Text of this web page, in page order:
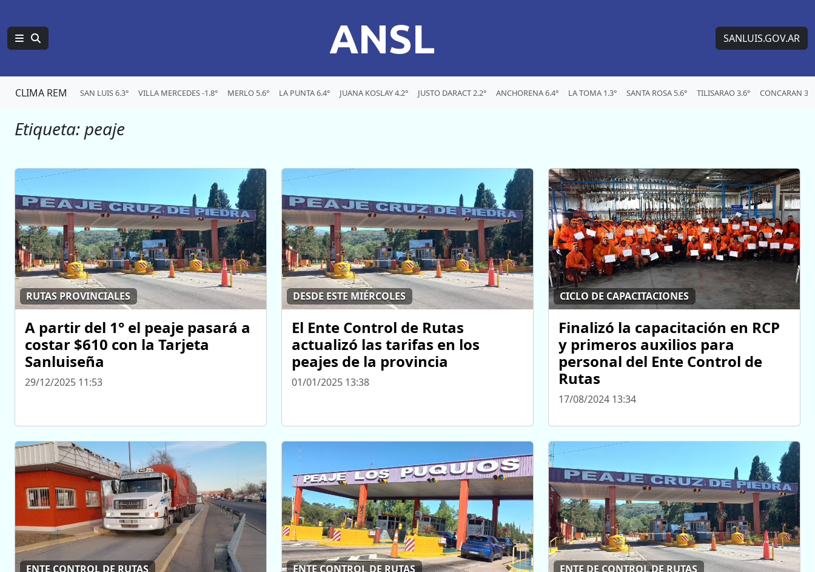
ANSL SANLUIS.GOV.AR
CLIMA REM SAN LUIS 6.3° VILLA MERCEDES -1.8° MERLO 5.6° LA PUNTA 6.4° JUANA KOSLAY 4.2° JUSTO DARACT 2.2° ANCHORENA 6.4° LA TOMA 1.3° SANTA ROSA 5.6° TILISARAO 3.6° CONCARAN
Etiqueta: peaje
RUTAS PROVINCIALES
A partir del 1° el peaje pasará a
costar $610 con la Tarjeta
Sanluiseña
29/12/2025 11:53
DESDE ESTE MIÉRCOLES
El Ente Control de Rutas
actualizó las tarifas en los
peajes de la provincia
01/01/2025 13:38
CICLO DE CAPACITACIONES
Finalizó la capacitación en RCP
y primeros auxilios para
personal del Ente Control de
Rutas
17/08/2024 13:34
ENTE CONTROL DE RUTAS ENTE CONTROL DE RUTAS ENTE DE CONTROL DE RUTAS